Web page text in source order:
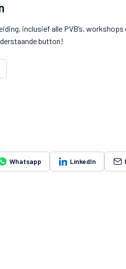
inclusief alle PVB’s,
button!
Whatsapp LinkedIn